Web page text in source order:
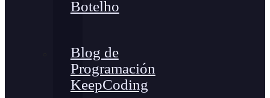
Botelho
Blog de
Programación
KeepCoding